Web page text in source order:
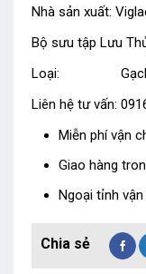
Nhà sản xuất:
Bộ sưu tập Lưu
Loại: Gạch ốp
Liên hệ tư vấn:
Miễn phí vận
Giao hàng
Ngoại tỉnh